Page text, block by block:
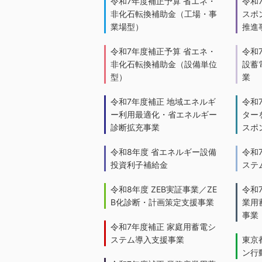
非化石転換補助金（工場・事
業場型）
令和7年度補正予算 省エネ・
非化石転換補助金（設備単位
型）
令和7年度補正 地域エネルギ
ー利用最適化・省エネルギー
診断拡充事業
令和8年度 省エネルギー設備
投資利子補給金
令和8年度 ZEB実証事業／ZE
B化診断・計画策定支援事業
令和7年度補正 家庭用蓄電シ
ステム導入支援事業
スポ
推進
令和
設蓄
業
令和
ター
スポ
令和
ステ
令和
業用
事業
東京
ン行